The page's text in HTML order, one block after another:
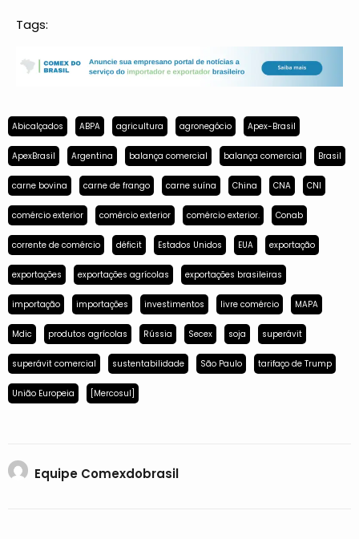
Tags:
Abicalçados ABPA agricultura agronegócio Apex-Brasil
ApexBrasil Argentina balança comercial balança comercial Brasil
carne bovina carne de frango carne suína China CNA CNI
comércio exterior comércio exterior comércio exterior. Conab
corrente de comércio déficit Estados Unidos EUA exportação
exportações exportações agrícolas exportações brasileiras
importação importações investimentos livre comércio MAPA
Mdic produtos agrícolas Rússia Secex soja superávit
superávit comercial sustentabilidade São Paulo tarifaço de Trump
União Europeia [Mercosul]
Equipe Comexdobrasil